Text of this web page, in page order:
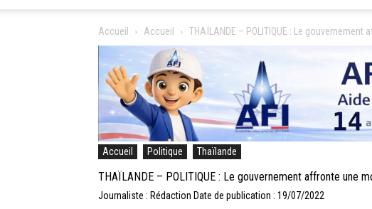
Accueil Accueil THAÏLANDE – POLITIQUE : Le
Accueil Politique Thaïlande
THAÏLANDE – POLITIQUE : Le gouvernement affronte une
Journaliste : Rédaction Date de publication : 19/07/2022